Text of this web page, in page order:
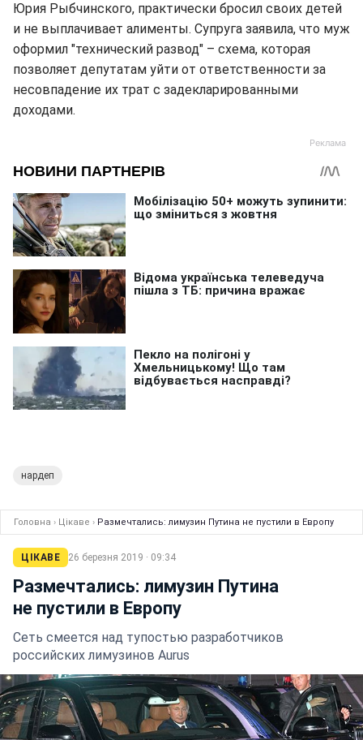
Юрия Рыбчинского, практически бросил своих детей
и не выплачивает алименты. Супруга заявила, что муж
оформил "технический развод" – схема, которая
позволяет депутатам уйти от ответственности за
несовпадение их трат с задекларированными
доходами.
нардеп
Головна › Цікаве › Размечтались: лимузин Путина не пустили в Европу
ЦІКАВЕ 26 березня 2019 · 09:34
Размечтались: лимузин Путина
не пустили в Европу
Сеть смеется над тупостью разработчиков
российских лимузинов Aurus